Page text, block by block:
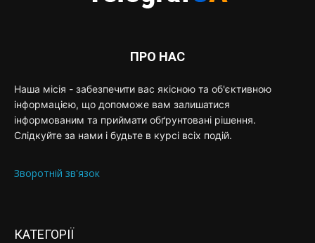
ПРО НАС
Наша місія - забезпечити вас якісною та об'єктивною
інформацією, що допоможе вам залишатися
інформованим та приймати обґрунтовані рішення.
Слідкуйте за нами і будьте в курсі всіх подій.
Зворотній зв'язок
КАТЕГОРІЇ